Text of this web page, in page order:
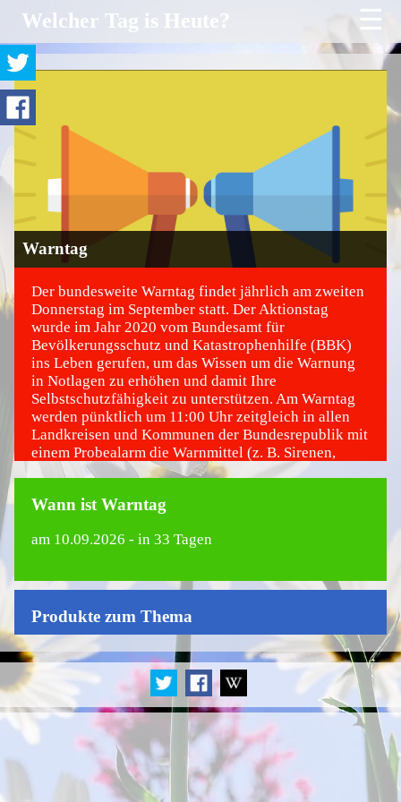
Welcher Tag is Heute? ☰
Warntag
©
Der bundesweite Warntag findet jährlich am zweiten
Donnerstag im September statt. Der Aktionstag
wurde im Jahr 2020 vom Bundesamt für
Bevölkerungsschutz und Katastrophenhilfe (BBK)
ins Leben gerufen, um das Wissen um die Warnung
in Notlagen zu erhöhen und damit Ihre
Selbstschutzfähigkeit zu unterstützen. Am Warntag
werden pünktlich um 11:00 Uhr zeitgleich in allen
Landkreisen und Kommunen der Bundesrepublik mit
einem Probealarm die Warnmittel (z. B. Sirenen,
Warn-Apps, digitale Werbeflächen) ausgelöst. Mit
allen die bundesweit einheitlichen Sirenensignale
und Ablauf der Warnung näher bringen.
Wann ist Warntag
am 10.09.2026 - in 33 Tagen
Produkte zum Thema